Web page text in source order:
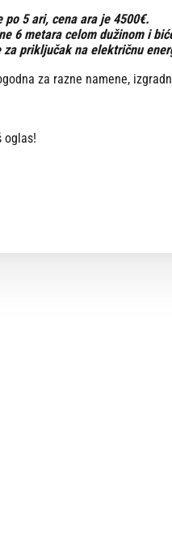
po 5 ari, cena ara je 4500€.
6 metara celom dužinom i
za priključak na električnu
za razne namene,
oglas!